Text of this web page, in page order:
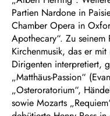
Partien Nardone in
Chamber Opera in
Apothecary“. Zu
Kirchenmusik, das er
Dirigenten interpretiert,
„Matthäus-Passion“
„Osteroratorium“,
sowie Mozarts